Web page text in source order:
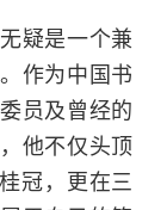
疑是一个兼
作为中国书
员及曾经的
他不仅头顶
冠，更在三